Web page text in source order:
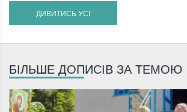
ДИВИТИСЬ УСІ
БІЛЬШЕ ДОПИСІВ ЗА ТЕМОЮ